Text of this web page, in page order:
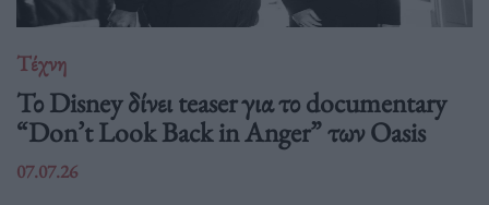
Τέχνη
Το Disney δίνει teaser για το documentary
“Don’t Look Back in Anger” των Oasis
07.07.26